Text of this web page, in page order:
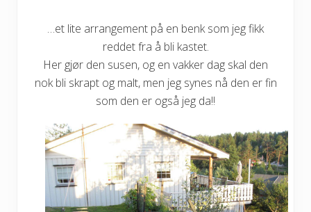
…et lite arrangement på en benk som jeg fikk
reddet fra å bli kastet.
Her gjør den susen, og en vakker dag skal den
nok bli skrapt og malt, men jeg synes nå den er fin
som den er også jeg da!!